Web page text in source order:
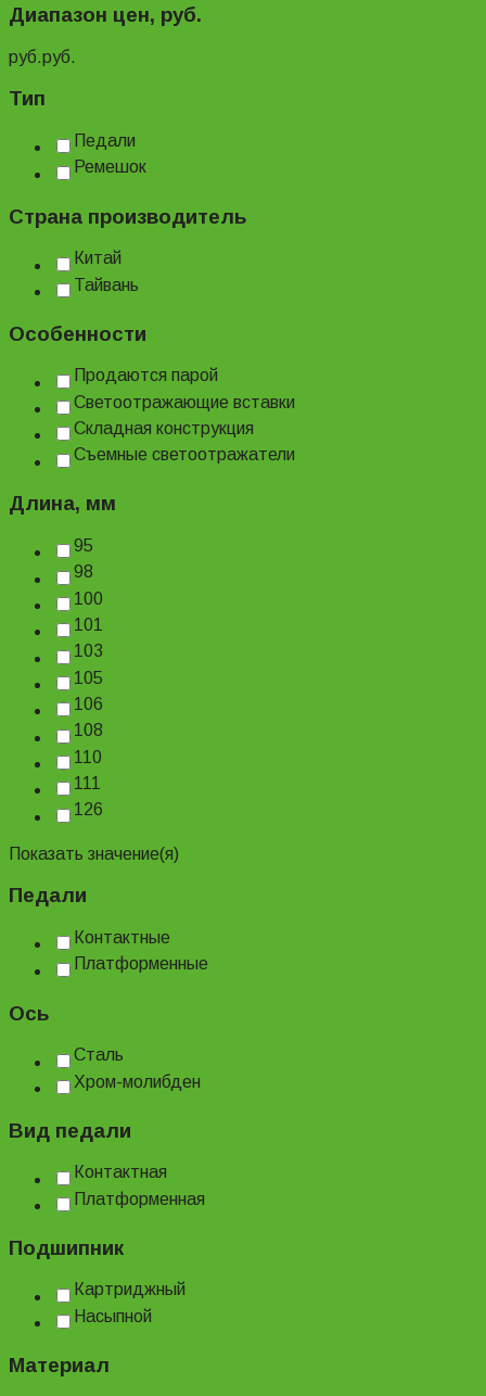
Диапазон цен, руб.
руб.руб.
Тип
Педали
Ремешок
Страна производитель
Китай
Тайвань
Особенности
Продаются парой
Светоотражающие вставки
Складная конструкция
Съемные светоотражатели
Длина, мм
95
98
100
101
103
105
106
108
110
111
126
Показать значение(я)
Педали
Контактные
Платформенные
Ось
Сталь
Хром-молибден
Вид педали
Контактная
Платформенная
Подшипник
Картриджный
Насыпной
Материал